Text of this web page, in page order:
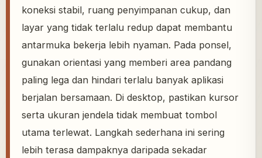
koneksi stabil, ruang penyimpanan cukup, dan
layar yang tidak terlalu redup dapat membantu
antarmuka bekerja lebih nyaman. Pada ponsel,
gunakan orientasi yang memberi area pandang
paling lega dan hindari terlalu banyak aplikasi
berjalan bersamaan. Di desktop, pastikan kursor
serta ukuran jendela tidak membuat tombol
utama terlewat. Langkah sederhana ini sering
lebih terasa dampaknya daripada sekadar